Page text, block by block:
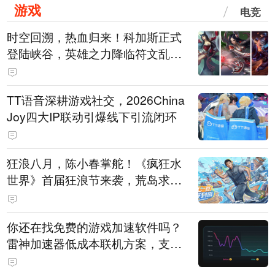
游戏 电竞
时空回溯，热血归来！科加斯正式
登陆峡谷，英雄之力降临符文乱
斗！
TT语音深耕游戏社交，2026China
Joy四大IP联动引爆线下引流闭环
狂浪八月，陈小春掌舵！《疯狂水
世界》首届狂浪节来袭，荒岛求生
直播即将开启
你还在找免费的游戏加速软件吗？
雷神加速器低成本联机方案，支持
免费试用